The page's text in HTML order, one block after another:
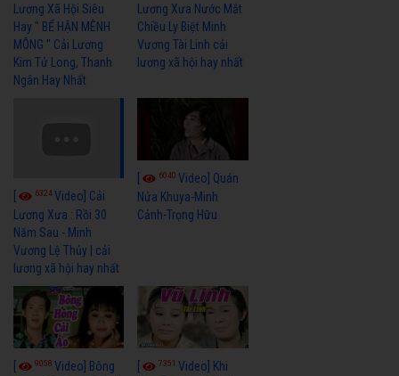
Lương Xã Hội Siêu
Hay " BỂ HẬN MÊNH
MÔNG " Cải Lương
Kim Tử Long, Thanh
Ngân Hay Nhất
Lương Xưa Nước Mắt
Chiều Ly Biệt Minh
Vương Tài Linh cải
lương xã hội hay nhất
6324Video] Cải
Lương Xưa : Rồi 30
Năm Sau - Minh
Vương Lệ Thủy | cải
lương xã hội hay nhất
6040Video] Quán
Nửa Khuya-Minh
Cảnh-Trọng Hữu
9058 Video] Bông
7351Video] Khi